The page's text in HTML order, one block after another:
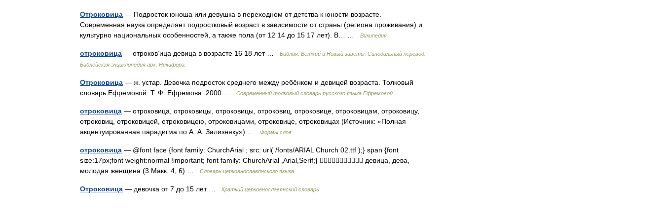
Отроковица — Подросток юноша или девушка в переходном от детства к юности возрасте.
Современная наука определяет подростковый возраст в зависимости от страны (региона проживания) и
культурно национальных особенностей, а также пола (от 12 14 до 15 17 лет). В… …
Википедия
отроковица — отроков’ица девица в возрасте 16 18 лет …
Библия. Ветхий и Новый заветы. Синодальный перевод.
Библейская энциклопедия арх. Никифора.
Отроковица — ж. устар. Девочка подросток среднего между ребёнком и девицей возраста. Толковый
словарь Ефремовой. Т. Ф. Ефремова. 2000 …
Современный толковый словарь русского языка Ефремовой
отроковица — отроковица, отроковицы, отроковицы, отроковиц, отроковице, отроковицам, отроковицу,
отроковиц, отроковицей, отроковицею, отроковицами, отроковице, отроковицах (Источник: «Полная
акцентуированная парадигма по А. А. Зализняку») …
Формы слов
отроковица — @font face {font family: ChurchArial ; src: url( /fonts/ARIAL Church 02.ttf );} span {font
size:17px;font weight:normal !important; font family: ChurchArial ,Arial,Serif;}  девица, дева,
молодая женщина (3 Макк. 4, 6) …
Словарь церковнославянского языка
Отроковица — девочка от 7 до 15 лет … Краткий церковнославянский словарь